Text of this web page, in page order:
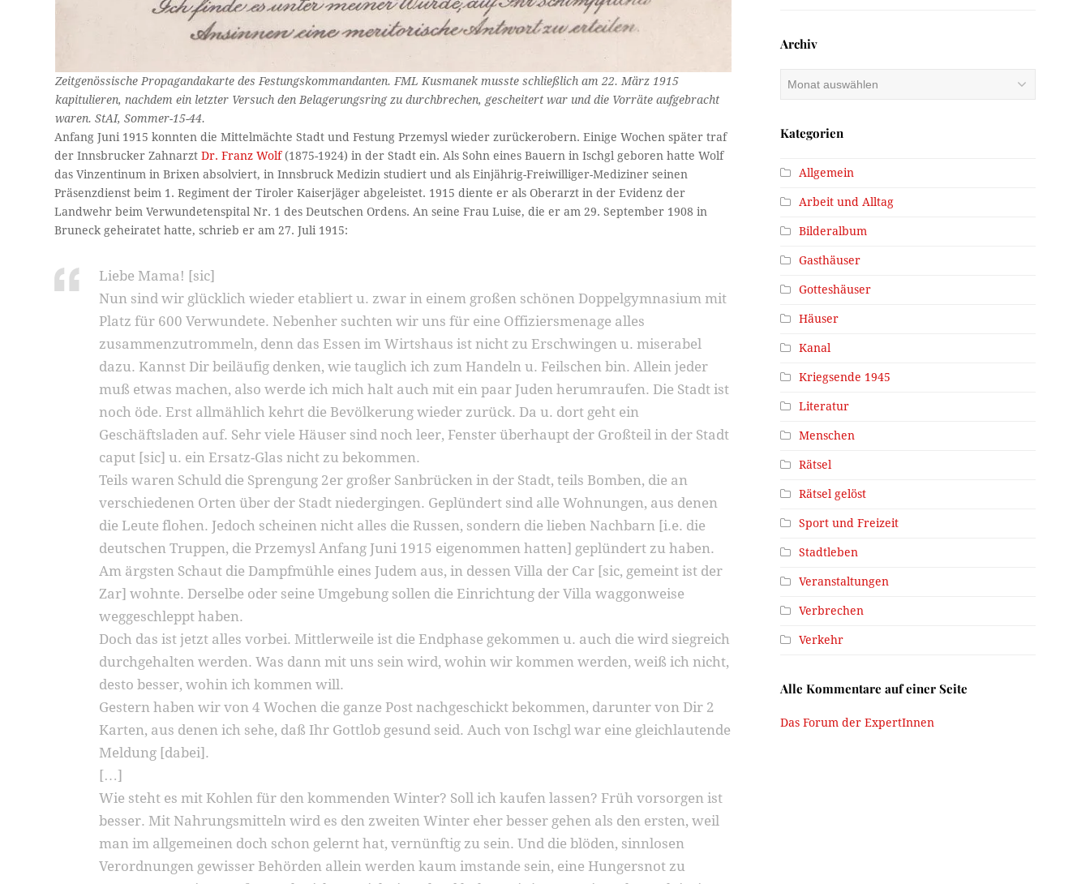
Zeitgenössische Propagandakarte des Festungskommandanten. FML Kusmanek musste schließlich am 22. März 1915
kapitulieren, nachdem ein letzter Versuch den Belagerungsring zu durchbrechen, gescheitert war und die Vorräte aufgebracht
waren. StAI, Sommer-15-44.
Anfang Juni 1915 konnten die Mittelmächte Stadt und Festung Przemysl wieder zurückerobern. Einige Wochen später traf
der Innsbrucker ZahnarztDr. Franz Wolf(1875-1924) in der Stadt ein. Als Sohn eines Bauern in Ischgl geboren hatte Wolf
das Vinzentinum in Brixen absolviert, in Innsbruck Medizin studiert und als Einjährig-Freiwilliger-Mediziner seinen
Präsenzdienst beim 1. Regiment der Tiroler Kaiserjäger abgeleistet. 1915 diente er als Oberarzt in der Evidenz der
Landwehr beim Verwundetenspital Nr. 1 des Deutschen Ordens. An seine Frau Luise, die er am 29. September 1908 in
Bruneck geheiratet hatte, schrieb er am 27. Juli 1915:
Liebe Mama! [sic]
Nun sind wir glücklich wieder etabliert u. zwar in einem großen schönen Doppelgymnasium mit
Platz für 600 Verwundete. Nebenher suchten wir uns für eine Offiziersmenage alles
zusammenzutrommeln, denn das Essen im Wirtshaus ist nicht zu Erschwingen u. miserabel
dazu. Kannst Dir beiläufig denken, wie tauglich ich zum Handeln u. Feilschen bin. Allein jeder
muß etwas machen, also werde ich mich halt auch mit ein paar Juden herumraufen. Die Stadt ist
noch öde. Erst allmählich kehrt die Bevölkerung wieder zurück. Da u. dort geht ein
Geschäftsladen auf. Sehr viele Häuser sind noch leer, Fenster überhaupt der Großteil in der Stadt
caput [sic] u. ein Ersatz-Glas nicht zu bekommen.
Teils waren Schuld die Sprengung 2er großer Sanbrücken in der Stadt, teils Bomben, die an
verschiedenen Orten über der Stadt niedergingen. Geplündert sind alle Wohnungen, aus denen
die Leute flohen. Jedoch scheinen nicht alles die Russen, sondern die lieben Nachbarn [i.e. die
deutschen Truppen, die Przemysl Anfang Juni 1915 eigenommen hatten] geplündert zu haben.
Am ärgsten Schaut die Dampfmühle eines Judem aus, in dessen Villa der Car [sic, gemeint ist der
Zar] wohnte. Derselbe oder seine Umgebung sollen die Einrichtung der Villa waggonweise
weggeschleppt haben.
Doch das ist jetzt alles vorbei. Mittlerweile ist die Endphase gekommen u. auch die wird siegreich
durchgehalten werden. Was dann mit uns sein wird, wohin wir kommen werden, weiß ich nicht,
desto besser, wohin ich kommen will.
Gestern haben wir von 4 Wochen die ganze Post nachgeschickt bekommen, darunter von Dir 2
Karten, aus denen ich sehe, daß Ihr Gottlob gesund seid. Auch von Ischgl war eine gleichlautende
Meldung [dabei].
[…]
Wie steht es mit Kohlen für den kommenden Winter? Soll ich kaufen lassen? Früh vorsorgen ist
besser. Mit Nahrungsmitteln wird es den zweiten Winter eher besser gehen als den ersten, weil
man im allgemeinen doch schon gelernt hat, vernünftig zu sein. Und die blöden, sinnlosen
Verordnungen gewisser Behörden allein werden kaum imstande sein, eine Hungersnot zu
Archiv
Archiv
Kategorien
Allgemein
Arbeit und Alltag
Bilderalbum
Gasthäuser
Gotteshäuser
Häuser
Kanal
Kriegsende 1945
Literatur
Menschen
Rätsel
Rätsel gelöst
Sport und Freizeit
Stadtleben
Veranstaltungen
Verbrechen
Verkehr
Alle Kommentare auf einer Seite
Das Forum der ExpertInnen